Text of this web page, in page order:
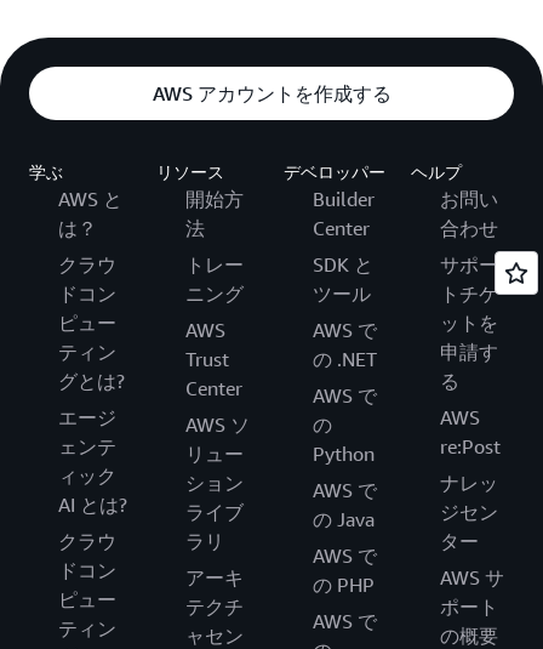
AWS アカウントを作成する
学ぶ
AWS と
は？
クラウ
ドコン
ピュー
ティン
グとは?
エージ
ェンテ
ィック
AI とは?
クラウ
ドコン
ピュー
ティン
リソース
開始方
法
トレー
ニング
AWS
Trust
Center
AWS ソ
リュー
ション
ライブ
ラリ
アーキ
テクチ
ャセン
デベロッパー
Builder
Center
SDK と
ツール
AWS で
の .NET
AWS で
の
Python
AWS で
の Java
AWS で
の PHP
AWS で
ヘルプ
お問い
合わせ
サポー
トチケ
ットを
申請す
る
AWS
re:Post
ナレッ
ジセン
ター
AWS サ
ポート
の概要